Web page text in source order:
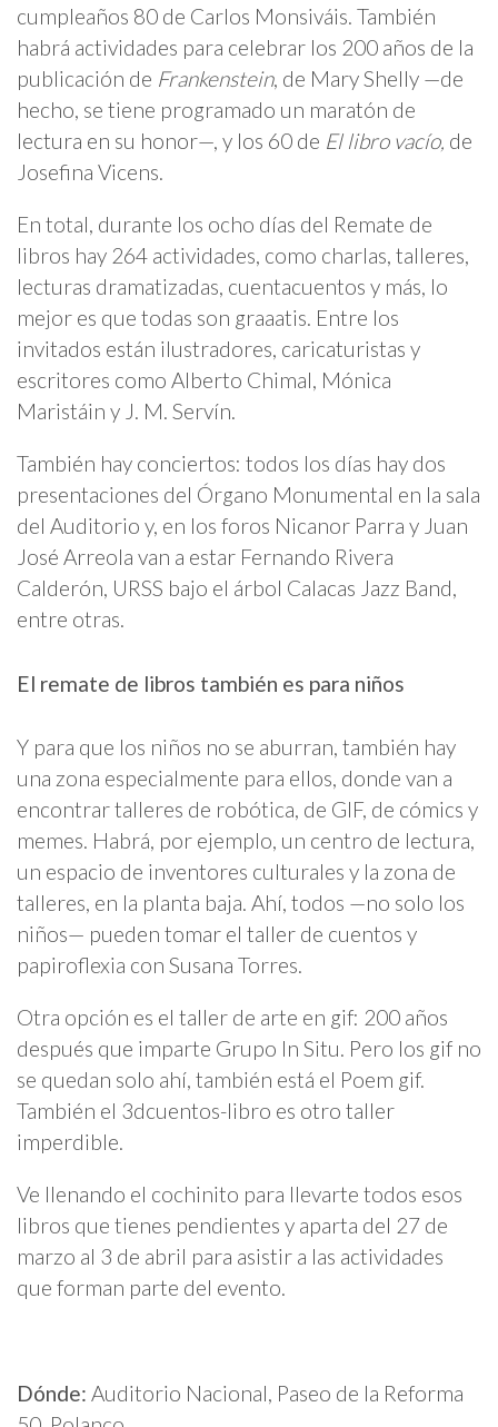
cumpleaños 80 de Carlos Monsiváis. También
habrá actividades para celebrar los 200 años de la
publicación de Frankenstein, de Mary Shelly —de
hecho, se tiene programado un maratón de
lectura en su honor—, y los 60 de El libro vacío, de
Josefina Vicens.
En total, durante los ocho días del Remate de
libros hay 264 actividades, como charlas, talleres,
lecturas dramatizadas, cuentacuentos y más, lo
mejor es que todas son graaatis. Entre los
invitados están ilustradores, caricaturistas y
escritores como Alberto Chimal, Mónica
Maristáin y J. M. Servín.
También hay conciertos: todos los días hay dos
presentaciones del Órgano Monumental en la sala
del Auditorio y, en los foros Nicanor Parra y Juan
José Arreola van a estar Fernando Rivera
Calderón, URSS bajo el árbol Calacas Jazz Band,
entre otras.
El remate de libros también es para niños
Y para que los niños no se aburran, también hay
una zona especialmente para ellos, donde van a
encontrar talleres de robótica, de GIF, de cómics y
memes. Habrá, por ejemplo, un centro de lectura,
un espacio de inventores culturales y la zona de
talleres, en la planta baja. Ahí, todos —no solo los
niños— pueden tomar el taller de cuentos y
papiroflexia con Susana Torres.
Otra opción es el taller de arte en gif: 200 años
después que imparte Grupo In Situ. Pero los gif no
se quedan solo ahí, también está el Poem gif.
También el 3dcuentos-libro es otro taller
imperdible.
Ve llenando el cochinito para llevarte todos esos
libros que tienes pendientes y aparta del 27 de
marzo al 3 de abril para asistir a las actividades
que forman parte del evento.
Dónde: Auditorio Nacional, Paseo de la Reforma